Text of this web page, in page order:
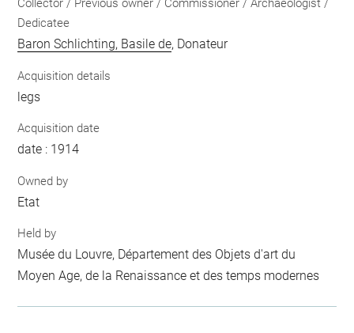
Collector / Previous owner / Commissioner / Archaeologist /
Dedicatee
Baron Schlichting, Basile de, Donateur
Acquisition details
legs
Acquisition date
date : 1914
Owned by
Etat
Held by
Musée du Louvre, Département des Objets d'art du
Moyen Age, de la Renaissance et des temps modernes